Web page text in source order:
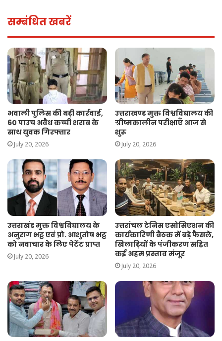
सम्बंधित खबरें
भवाली पुलिस की बड़ी कार्रवाई,
60 पाउच अवैध कच्ची शराब के
साथ युवक गिरफ्तार
July 20, 2026
उत्तराखण्ड मुक्त विश्वविद्यालय की
ग्रीष्मकालीन परीक्षाएँ आज से
शुरू
July 20, 2026
उत्तराखंड मुक्त विश्वविद्यालय के
अनुराग भट्ट एवं प्रो. आशुतोष भट्ट
को नवाचार के लिए पेटेंट प्राप्त
July 20, 2026
उत्तरांचल टेनिस एसोसिएशन की
कार्यकारिणी बैठक में बड़े फैसले,
खिलाड़ियों के पंजीकरण सहित
कई अहम प्रस्ताव मंजूर
July 20, 2026